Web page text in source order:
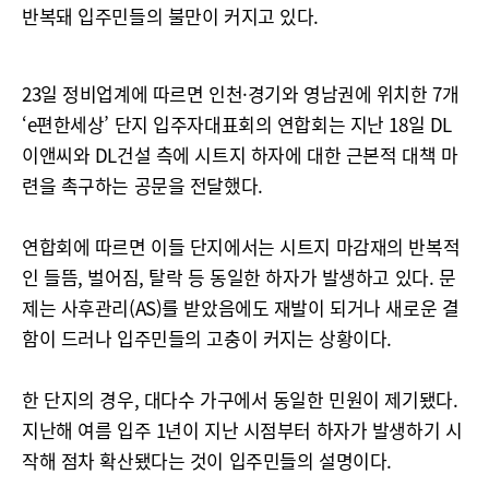
반복돼 입주민들의 불만이 커지고 있다.
23일 정비업계에 따르면 인천·경기와 영남권에 위치한 7개
‘e편한세상’ 단지 입주자대표회의 연합회는 지난 18일 DL
이앤씨와 DL건설 측에 시트지 하자에 대한 근본적 대책 마
련을 촉구하는 공문을 전달했다.
연합회에 따르면 이들 단지에서는 시트지 마감재의 반복적
인 들뜸, 벌어짐, 탈락 등 동일한 하자가 발생하고 있다. 문
제는 사후관리(AS)를 받았음에도 재발이 되거나 새로운 결
함이 드러나 입주민들의 고충이 커지는 상황이다.
한 단지의 경우, 대다수 가구에서 동일한 민원이 제기됐다.
지난해 여름 입주 1년이 지난 시점부터 하자가 발생하기 시
작해 점차 확산됐다는 것이 입주민들의 설명이다.